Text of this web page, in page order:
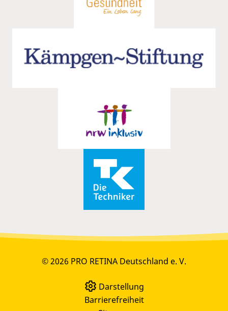
© 2026 PRO RETINA Deutschland e. V.
Darstellung
Barrierefreiheit